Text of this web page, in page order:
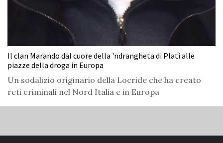
Il clan Marando dal cuore della 'ndrangheta di Platì alle
piazze della droga in Europa
Un sodalizio originario della Locride che ha creato
reti criminali nel Nord Italia e in Europa